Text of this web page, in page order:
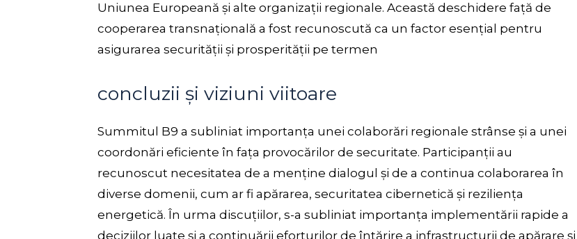
Uniunea Europeană și alte organizații regionale. Această deschidere față de
cooperarea transnațională a fost recunoscută ca un factor esențial pentru
asigurarea securității și prosperității pe termen
concluzii și viziuni viitoare
Summitul B9 a subliniat importanța unei colaborări regionale strânse și a unei
coordonări eficiente în fața provocărilor de securitate. Participanții au
recunoscut necesitatea de a menține dialogul și de a continua colaborarea în
diverse domenii, cum ar fi apărarea, securitatea cibernetică și reziliența
energetică. În urma discuțiilor, s-a subliniat importanța implementării rapide a
deciziilor luate și a continuării eforturilor de întărire a infrastructurii de apărare și